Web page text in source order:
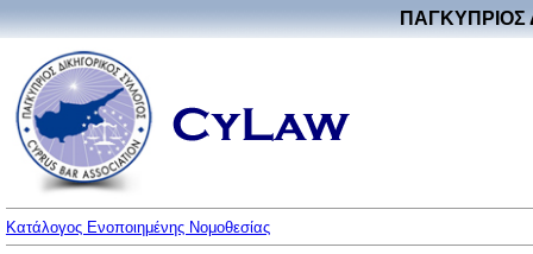
ΠΑΓΚΥΠΡΙΟΣ
Κατάλογος Ενοποιημένης Νομοθεσίας